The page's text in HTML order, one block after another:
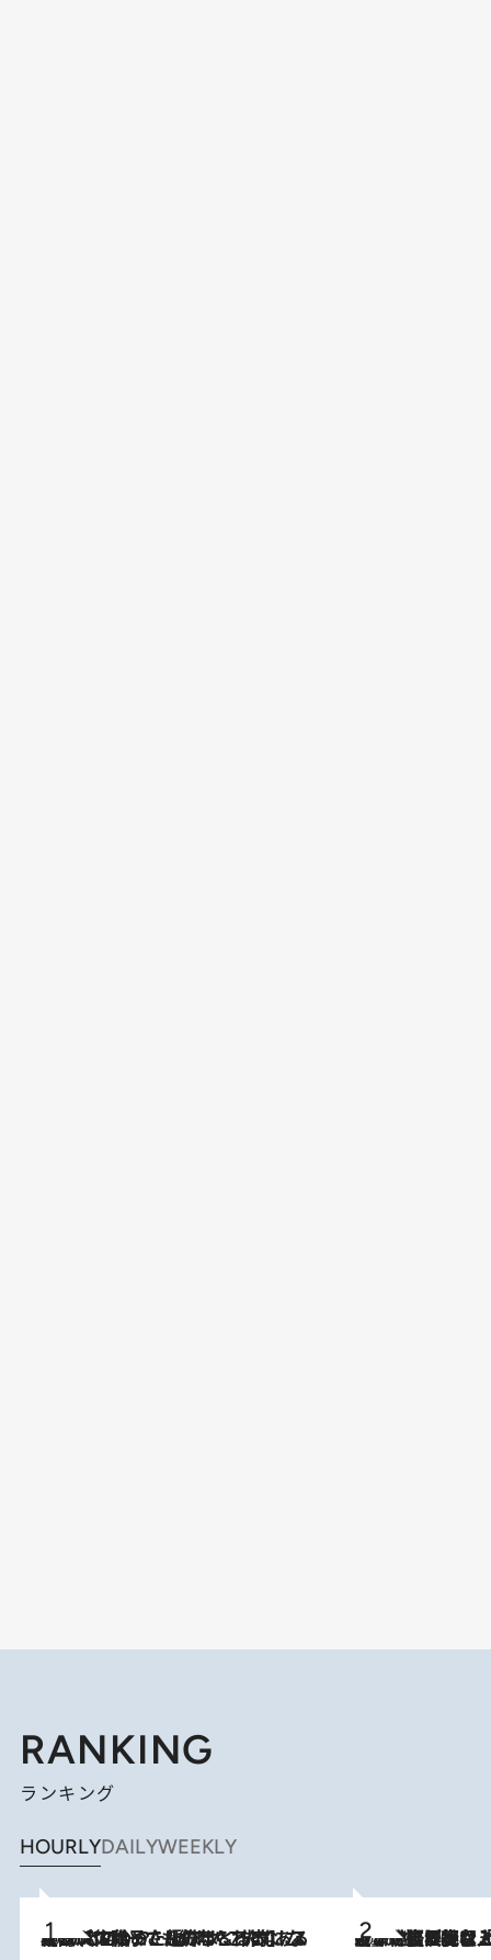
RANKING
ランキング
HOURLYDAILYWEEKLY
2026.8.5
【阿川佐和子さんの年とる力】なぜ70代で始めた趣味は“こんなに楽しい”のか？ ピアノ、俳句…スランプに陥っても続けられる“ある秘訣”とは 2026.8.5
【なぜ吉沢亮は「気配を消せる」のか？】興行収入208億の『国宝』を経て挑むミュージカル『ディア・エヴァン・ハンセン』。トップ俳優が舞台上でさらけ出した“孤独”とは